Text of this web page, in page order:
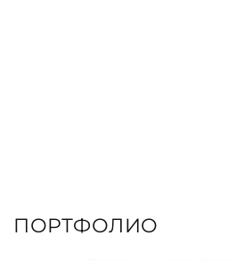
ПОРТФОЛИО